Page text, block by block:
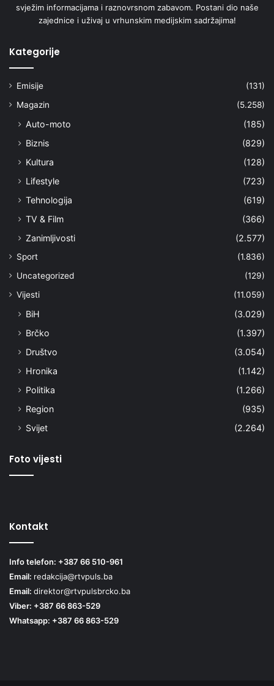
svježim informacijama i raznovrsnom zabavom. Postani dio naše
zajednice i uživaj u vrhunskim medijskim sadržajima!
Kategorije
Emisije
(131)
Magazin
(5.258)
Auto-moto
(185)
Biznis
(829)
Kultura
(128)
Lifestyle
(723)
Tehnologija
(619)
TV & Film
(366)
Zanimljivosti
(2.577)
Sport
(1.836)
Uncategorized
(129)
Vijesti
(11.059)
BiH
(3.029)
Brčko
(1.397)
Društvo
(3.054)
Hronika
(1.142)
Politika
(1.266)
Region
(935)
Svijet
(2.264)
Foto vijesti
Kontakt
Info telefon: +387 66 510-961
Email: redakcija@rtvpuls.ba
Email: direktor@rtvpulsbrcko.ba
Viber: +387 66 863-529
Whatsapp: +387 66 863-529